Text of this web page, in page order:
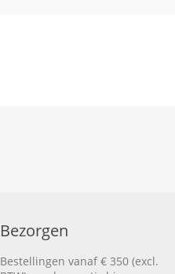
Bezorgen
Bestellingen vanaf € 350 (excl.